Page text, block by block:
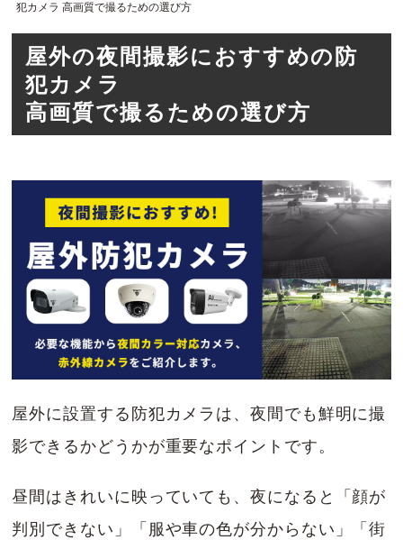
犯カメラ 高画質で撮るための選び方
屋外の夜間撮影におすすめの防
犯カメラ
高画質で撮るための選び方
屋外に設置する防犯カメラは、夜間でも鮮明に撮
影できるかどうかが重要なポイントです。
昼間はきれいに映っていても、夜になると「顔が
判別できない」「服や車の色が分からない」「街